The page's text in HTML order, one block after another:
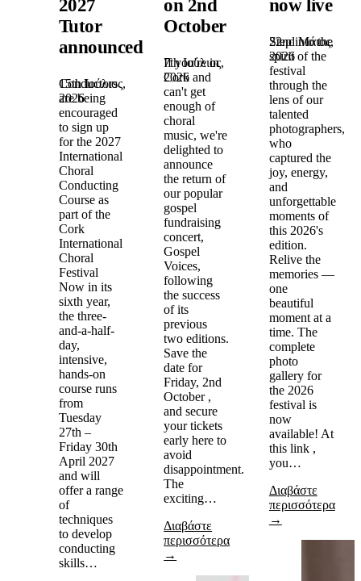
2027
Tutor
announced!
15th Ιούλιος,
2026
Conductors
are being
encouraged
to sign up
for the 2027
International
Choral
Conducting
Course as
part of the
Cork
International
Choral
Festival
Now in its
sixth year,
the three-
and-a-half-
day,
intensive,
hands-on
course runs
from
Tuesday
27th –
Friday 30th
April 2027
and will
offer a range
of
techniques
to develop
conducting
skills…
on 2nd
October
7th Ιούλιος,
2026
If you're in
Cork and
can't get
enough of
choral
music, we're
delighted to
announce
the return of
our popular
gospel
fundraising
concert,
Gospel
Voices,
following
the success
of its
previous
two editions.
Save the
date for
Friday, 2nd
October ,
and secure
your tickets
early here to
avoid
disappointment.
The
exciting…
Διαβάστε
περισσότερα
→
now live
22nd Μάιος,
2026
Step into the
spirit of the
festival
through the
lens of our
talented
photographers,
who
captured the
joy, energy,
and
unforgettable
moments of
this 2026's
edition.
Relive the
memories —
one
beautiful
moment at a
time. The
complete
photo
gallery for
the 2026
festival is
now
available! At
this link ,
you…
Διαβάστε
περισσότερα
→